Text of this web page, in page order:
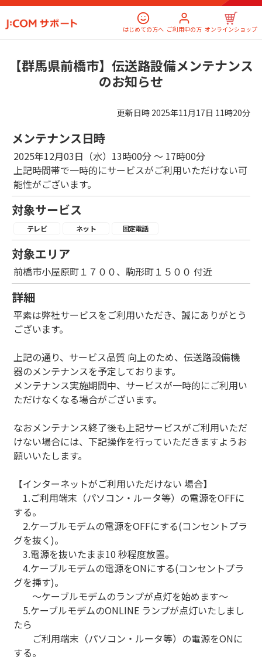
はじめての方へ ご利用中の方 オンラインショップ
【群馬県前橋市】伝送路設備メンテナンス
のお知らせ
更新日時 2025年11月17日 11時20分
メンテナンス日時
2025年12月03日（水）13時00分 ～ 17時00分
上記時間帯で一時的にサービスがご利用いただけない可
能性がございます。
対象サービス
テレビ ネット 固定電話
対象エリア
前橋市小屋原町１７００、駒形町１５００ 付近
詳細
平素は弊社サービスをご利用いただき、誠にありがとう
ございます。
上記の通り、サービス品質 向上のため、伝送路設備機
器のメンテナンスを予定しております。
メンテナンス実施期間中、サービスが一時的にご利用い
ただけなくなる場合がございます。
なおメンテナンス終了後も上記サービスがご利用いただ
けない場合には、下記操作を行っていただきますようお
願いいたします。
【インターネットがご利用いただけない 場合】
1.ご利用端末（パソコン・ルータ等）の電源をOFFに
する。
2.ケーブルモデムの電源をOFFにする(コンセントプラ
グを抜く)。
3.電源を抜いたまま10 秒程度放置。
4.ケーブルモデムの電源をONにする(コンセントプラ
グを挿す)。
～ケーブルモデムのランプが点灯を始めます～
5.ケーブルモデムのONLINE ランプが点灯いたしまし
たら
ご利用端末（パソコン・ルータ等）の電源をONに
する。